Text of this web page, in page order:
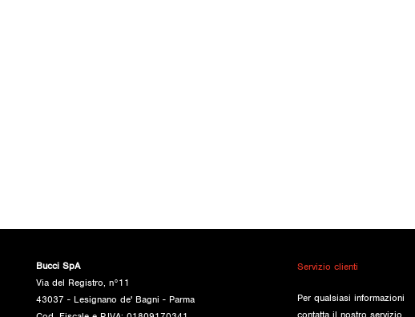
Bucci SpA
Via del Registro, n°11
43037 - Lesignano de' Bagni - Parma
Servizio clienti
Per qualsiasi informazioni